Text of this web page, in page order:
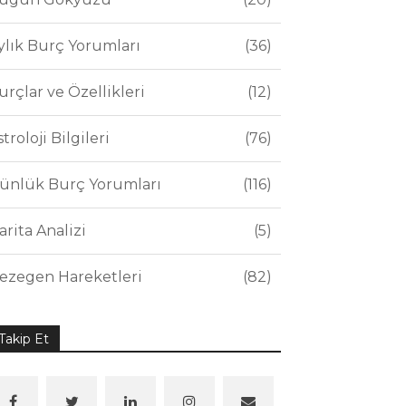
Burç Yorumları 36
ve Özellikleri 12
Bilgileri 76
Burç Yorumları 116
Analizi 5
Hareketleri 82
Et